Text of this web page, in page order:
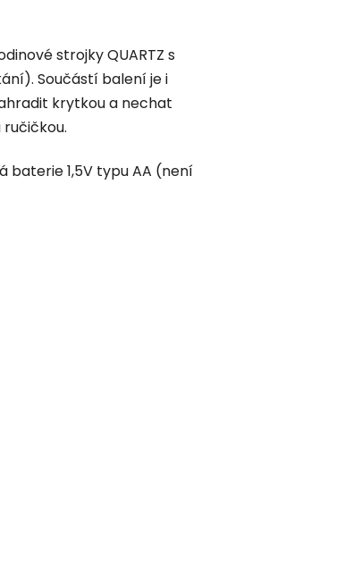
strojky QUARTZ s
Součástí balení je i
krytkou a nechat
baterie 1,5V typu AA (není